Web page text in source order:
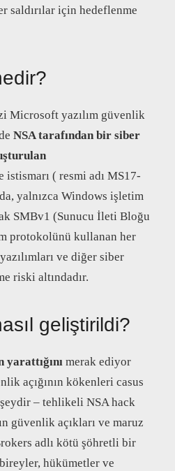
saldırılar için hedeflenme
Microsoft yazılım güvenlik
NSA tarafından bir siber
istismarı ( resmi adı MS17-
yalnızca Windows işletim
SMBv1 (Sunucu İleti Bloğu
protokolünü kullanan her
ve diğer siber
riski altındadır.
geliştirildi?
merak ediyor
açığının kökenleri casus
– tehlikeli NSA hack
güvenlik açıkları ve maruz
adlı kötü şöhretli bir
hükümetler ve